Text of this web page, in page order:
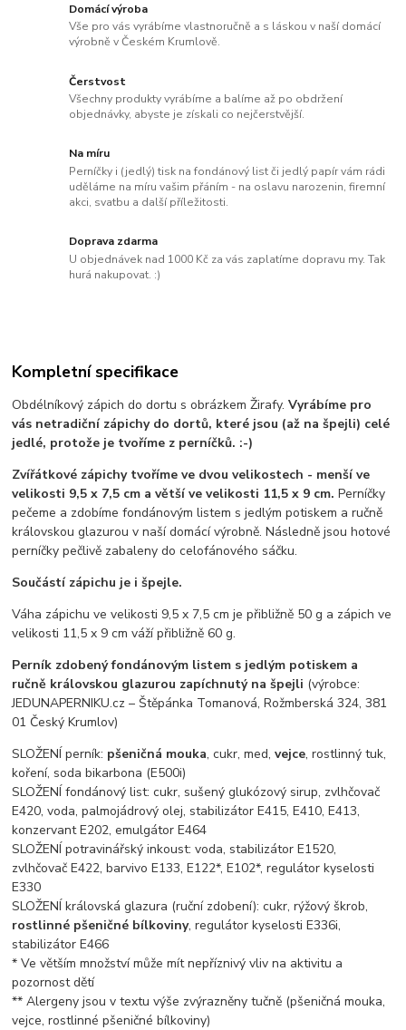
Domácí výroba
Vše pro vás vyrábíme vlastnoručně a s láskou v naší domácí
výrobně v Českém Krumlově.
Čerstvost
Všechny produkty vyrábíme a balíme až po obdržení
objednávky, abyste je získali co nejčerstvější.
Na míru
Perníčky i (jedlý) tisk na fondánový list či jedlý papír vám rádi
uděláme na míru vašim přáním - na oslavu narozenin, firemní
akci, svatbu a další příležitosti.
Doprava zdarma
U objednávek nad 1000 Kč za vás zaplatíme dopravu my. Tak
hurá nakupovat. :)
Kompletní specifikace
Obdélníkový zápich do dortu s obrázkem Žirafy.Vyrábíme pro
vás netradiční zápichy do dortů, které jsou (až na špejli) celé
jedlé, protože je tvoříme z perníčků. :-)
Zvířátkové zápichy tvoříme ve dvou velikostech - menší ve
velikosti 9,5 x 7,5 cm a větší ve velikosti 11,5 x 9 cm. Perníčky
pečeme a zdobíme fondánovým listem s jedlým potiskem a ručně
královskou glazurou v naší domácí výrobně. Následně jsou hotové
perníčky pečlivě zabaleny do celofánového sáčku.
Součástí zápichu je i špejle.
Váha zápichu ve velikosti 9,5 x 7,5 cm je přibližně 50 g a zápich ve
velikosti 11,5 x 9 cm váží přibližně 60 g.
Perník zdobený fondánovým listem s jedlým potiskem a
ručně královskou glazurou zapíchnutý na špejli (výrobce:
JEDUNAPERNIKU.cz – Štěpánka Tomanová, Rožmberská 324, 381
01 Český Krumlov)
SLOŽENÍ perník: pšeničná mouka, cukr, med,vejce, rostlinný tuk,
koření, soda bikarbona (E500i)
SLOŽENÍ fondánový list: cukr, sušený glukózový sirup, zvlhčovač
E420, voda, palmojádrový olej, stabilizátor E415, E410, E413,
konzervant E202, emulgátor E464
SLOŽENÍ potravinářský inkoust: voda, stabilizátor E1520,
zvlhčovač E422, barvivo E133, E122*, E102*, regulátor kyselosti
E330
SLOŽENÍ královská glazura (ruční zdobení): cukr, rýžový škrob,
rostlinné pšeničné bílkoviny, regulátor kyselosti E336i,
stabilizátor E466
* Ve větším množství může mít nepříznivý vliv na aktivitu a
pozornost dětí
** Alergeny jsou v textu výše zvýrazněny tučně (pšeničná mouka,
vejce, rostlinné pšeničné bílkoviny)